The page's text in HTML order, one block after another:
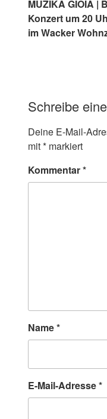
MUZIKA GIOIA |
Konzert um 20
im Wacker
Schreibe
Deine E-Mail-
mit* markiert
Kommentar*
Name*
E-Mail-Adresse*